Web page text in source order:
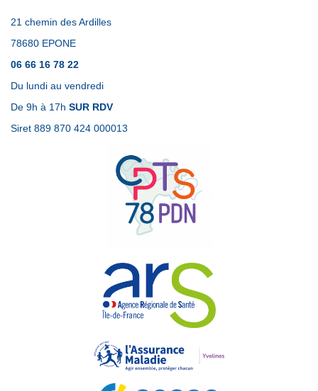
21 chemin des Ardilles
78680 EPONE
06 66 16 78 22
Du lundi au vendredi
De 9h à 17h SUR RDV
Siret 889 870 424 000013